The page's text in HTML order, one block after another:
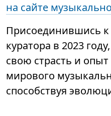
на сайте
Присоединившись к
куратора в 2023
свою страсть и
мирового
способствуя